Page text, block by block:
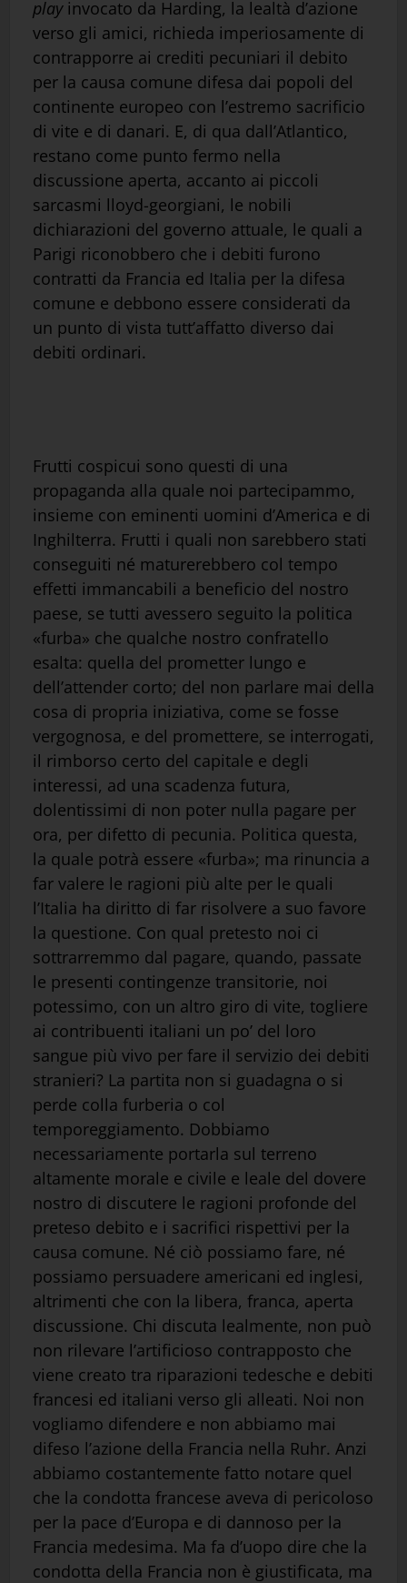
playinvocato da Harding, la lealtà d’azione
verso gli amici, richieda imperiosamente di
contrapporre ai crediti pecuniari il debito
per la causa comune difesa dai popoli del
continente europeo con l’estremo sacrificio
di vite e di danari. E, di qua dall’Atlantico,
restano come punto fermo nella
discussione aperta, accanto ai piccoli
sarcasmi lloyd-georgiani, le nobili
dichiarazioni del governo attuale, le quali a
Parigi riconobbero che i debiti furono
contratti da Francia ed Italia per la difesa
comune e debbono essere considerati da
un punto di vista tutt’affatto diverso dai
debiti ordinari.
Frutti cospicui sono questi di una
propaganda alla quale noi partecipammo,
insieme con eminenti uomini d’America e di
Inghilterra. Frutti i quali non sarebbero stati
conseguiti né maturerebbero col tempo
effetti immancabili a beneficio del nostro
paese, se tutti avessero seguito la politica
«furba» che qualche nostro confratello
esalta: quella del prometter lungo e
dell’attender corto; del non parlare mai della
cosa di propria iniziativa, come se fosse
vergognosa, e del promettere, se interrogati,
il rimborso certo del capitale e degli
interessi, ad una scadenza futura,
dolentissimi di non poter nulla pagare per
ora, per difetto di pecunia. Politica questa,
la quale potrà essere «furba»; ma rinuncia a
far valere le ragioni più alte per le quali
l’Italia ha diritto di far risolvere a suo favore
la questione. Con qual pretesto noi ci
sottrarremmo dal pagare, quando, passate
le presenti contingenze transitorie, noi
potessimo, con un altro giro di vite, togliere
ai contribuenti italiani un po’ del loro
sangue più vivo per fare il servizio dei debiti
stranieri? La partita non si guadagna o si
perde colla furberia o col
temporeggiamento. Dobbiamo
necessariamente portarla sul terreno
altamente morale e civile e leale del dovere
nostro di discutere le ragioni profonde del
preteso debito e i sacrifici rispettivi per la
causa comune. Né ciò possiamo fare, né
possiamo persuadere americani ed inglesi,
altrimenti che con la libera, franca, aperta
discussione. Chi discuta lealmente, non può
non rilevare l’artificioso contrapposto che
viene creato tra riparazioni tedesche e debiti
francesi ed italiani verso gli alleati. Noi non
vogliamo difendere e non abbiamo mai
difeso l’azione della Francia nella Ruhr. Anzi
abbiamo costantemente fatto notare quel
che la condotta francese aveva di pericoloso
per la pace d’Europa e di dannoso per la
Francia medesima. Ma fa d’uopo dire che la
condotta della Francia non è giustificata, ma